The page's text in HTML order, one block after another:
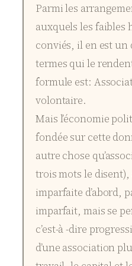
Parmi les
auxquels les faibles
conviés, il en est un
termes qui le
formule est:
volontaire.
Mais l’économie
fondée sur cette
autre chose
trois mots le
imparfaite d’abord,
imparfait, mais se
c’est-à -dire
d’une association